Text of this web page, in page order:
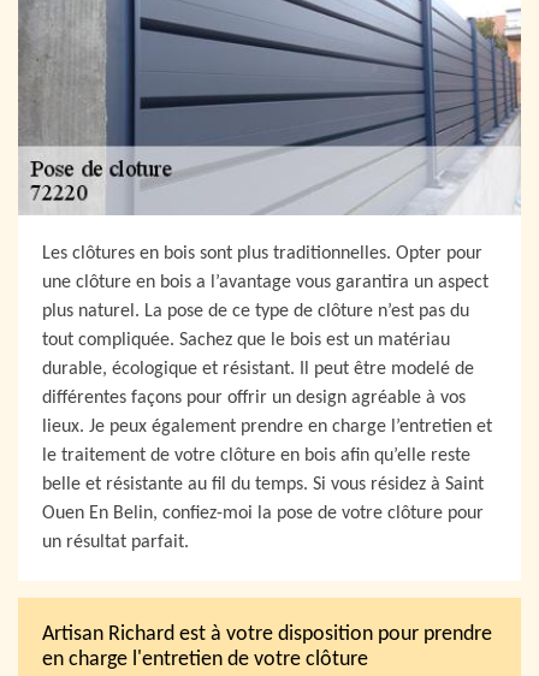
Les clôtures en bois sont plus traditionnelles. Opter pour
une clôture en bois a l’avantage vous garantira un aspect
plus naturel. La pose de ce type de clôture n’est pas du
tout compliquée. Sachez que le bois est un matériau
durable, écologique et résistant. Il peut être modelé de
différentes façons pour offrir un design agréable à vos
lieux. Je peux également prendre en charge l’entretien et
le traitement de votre clôture en bois afin qu’elle reste
belle et résistante au fil du temps. Si vous résidez à Saint
Ouen En Belin, confiez-moi la pose de votre clôture pour
un résultat parfait.
Artisan Richard est à votre disposition pour prendre
en charge l'entretien de votre clôture